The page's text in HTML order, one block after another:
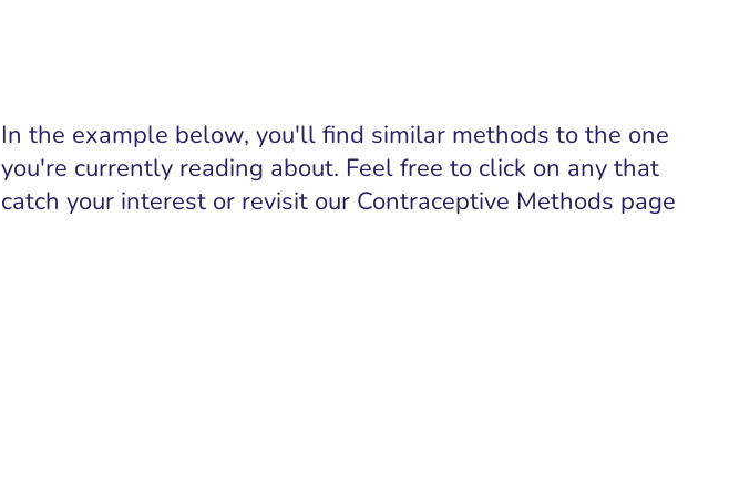
In the example below, you'll find similar methods to the one
you're currently reading about. Feel free to click on any that
catch your interest or revisit our Contraceptive Methods page